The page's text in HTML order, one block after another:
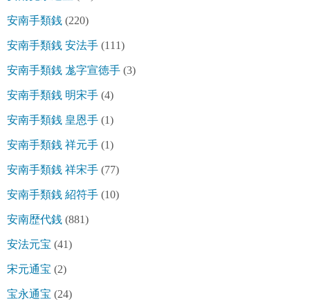
安南手類銭 (220)
安南手類銭 安法手 (111)
安南手類銭 尨字宣徳手 (3)
安南手類銭 明宋手 (4)
安南手類銭 皇恩手 (1)
安南手類銭 祥元手 (1)
安南手類銭 祥宋手 (77)
安南手類銭 紹符手 (10)
安南歴代銭 (881)
安法元宝 (41)
宋元通宝 (2)
宝永通宝 (24)